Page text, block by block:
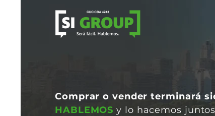
Comprar o vender terminará
HABLEMOS y lo hacemos